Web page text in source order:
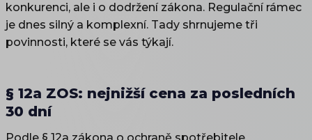
konkurenci, ale i o dodržení zákona. Regulační rámec
je dnes silný a komplexní. Tady shrnujeme tři
povinnosti, které se vás týkají.
§ 12a ZOS: nejnižší cena za posledních
30 dní